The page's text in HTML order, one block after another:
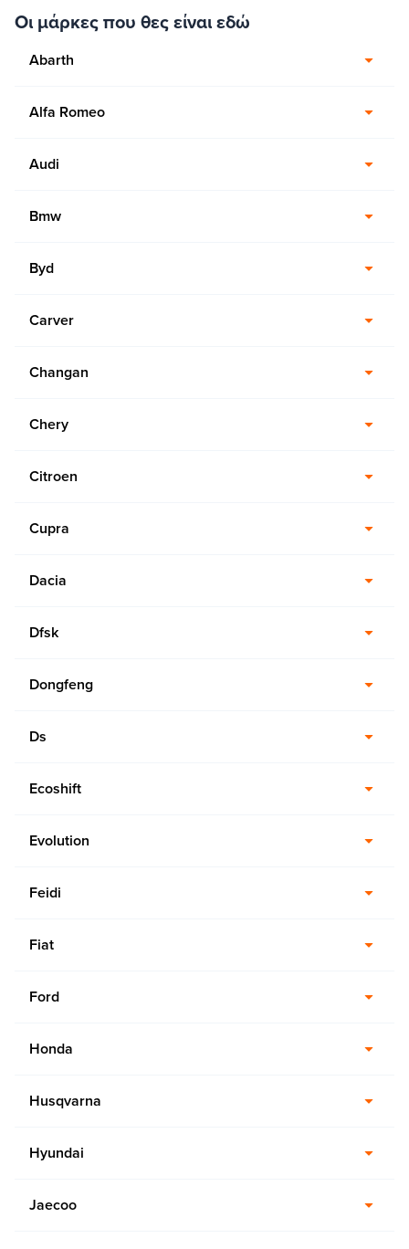
Οι μάρκες που θες είναι εδώ
Abarth
Alfa Romeo
Audi
Bmw
Byd
Carver
Changan
Chery
Citroen
Cupra
Dacia
Dfsk
Dongfeng
Ds
Ecoshift
Evolution
Feidi
Fiat
Ford
Honda
Husqvarna
Hyundai
Jaecoo